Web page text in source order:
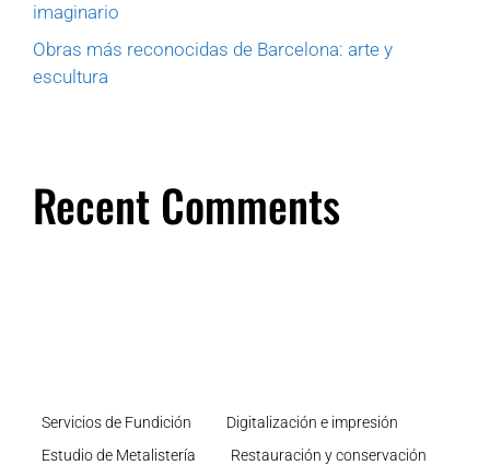
imaginario
Obras más reconocidas de Barcelona: arte y
escultura
Recent Comments
Servicios de Fundición
Digitalización e impresión
Estudio de Metalistería
Restauración y conservación